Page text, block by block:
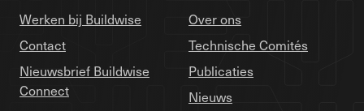
Werken bij Buildwise
Contact
Nieuwsbrief Buildwise
Connect
Over ons
Technische Comités
Publicaties
Nieuws